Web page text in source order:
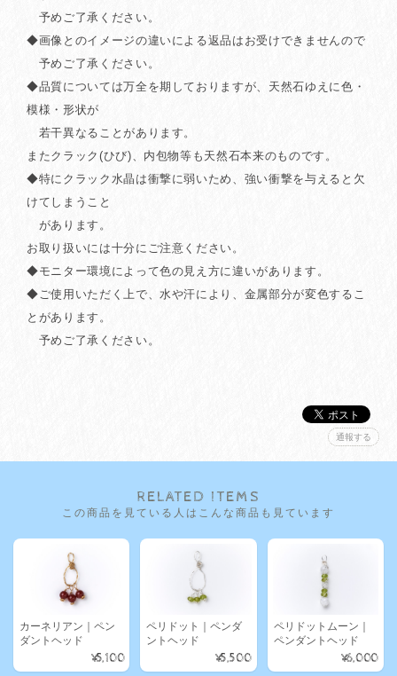
予めご了承ください。
◆画像とのイメージの違いによる返品はお受けできませんので
予めご了承ください。
◆品質については万全を期しておりますが、天然石ゆえに色・
模様・形状が
若干異なることがあります。
またクラック(ひび)、内包物等も天然石本来のものです。
◆特にクラック水晶は衝撃に弱いため、強い衝撃を与えると欠
けてしまうこと
があります。
お取り扱いには十分にご注意ください。
◆モニター環境によって色の見え方に違いがあります。
◆ご使用いただく上で、水や汗により、金属部分が変色するこ
とがあります。
予めご了承ください。
通報する
RELATED ITEMS
この商品を見ている人はこんな商品も見ています
カーネリアン｜ペン
ダントヘッド
¥5,100
ペリドット｜ペンダ
ントヘッド
¥5,500
ペリドットムーン｜
ペンダントヘッド
¥6,000